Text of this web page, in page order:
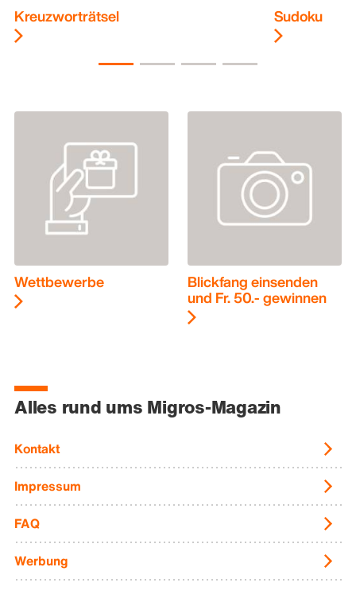
Kreuzworträtsel Sudoku
Wettbewerbe Blickfang einsenden
und Fr. 50.- gewinnen
Alles rund ums Migros-Magazin
Kontakt
Impressum
FAQ
Werbung